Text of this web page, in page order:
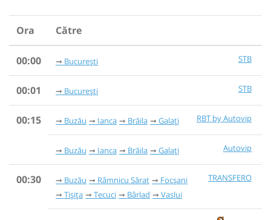
Ora Către
00:00 STB
București
00:01 STB
București
00:15 RBT by Autovip
Buzău Ianca Brăila Galați
Autovip
Buzău Ianca Brăila Galați
00:30 TRANSFERO
Buzău Râmnicu Sărat
Focșani
Tișița
Tecuci Bârlad Vaslui